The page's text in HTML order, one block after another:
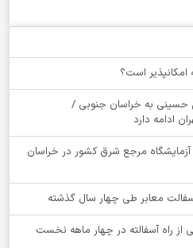
است؟
زائر اربعین حسینی به خراسان جنوبی /
ادامه دارد
آزمایشگاه مرجع شرق کشور در خراسان
جنوبی از راه آسفالته در چهار ماهه نخست